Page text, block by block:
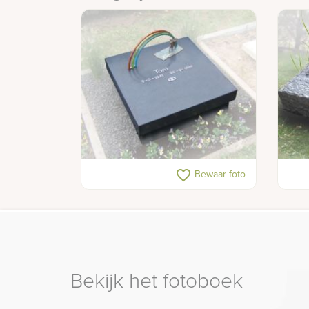
favorite_border Bewaar foto
Bekijk het fotoboek